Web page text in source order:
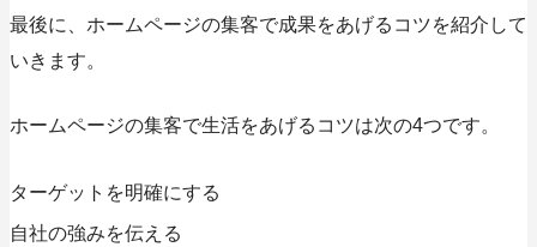
最後に、ホームページの集客で成果をあげるコツを紹介して
いきます。
ホームページの集客で生活をあげるコツは次の4つです。
ターゲットを明確にする
自社の強みを伝える